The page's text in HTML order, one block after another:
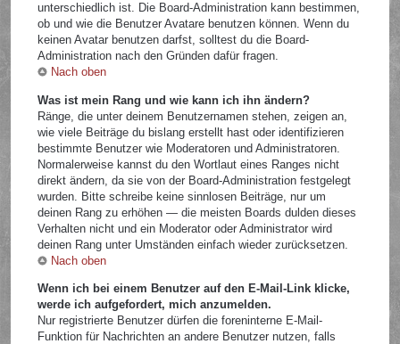
unterschiedlich ist. Die Board-Administration kann bestimmen,
ob und wie die Benutzer Avatare benutzen können. Wenn du
keinen Avatar benutzen darfst, solltest du die Board-
Administration nach den Gründen dafür fragen.
Nach oben
Was ist mein Rang und wie kann ich ihn ändern?
Ränge, die unter deinem Benutzernamen stehen, zeigen an,
wie viele Beiträge du bislang erstellt hast oder identifizieren
bestimmte Benutzer wie Moderatoren und Administratoren.
Normalerweise kannst du den Wortlaut eines Ranges nicht
direkt ändern, da sie von der Board-Administration festgelegt
wurden. Bitte schreibe keine sinnlosen Beiträge, nur um
deinen Rang zu erhöhen — die meisten Boards dulden dieses
Verhalten nicht und ein Moderator oder Administrator wird
deinen Rang unter Umständen einfach wieder zurücksetzen.
Nach oben
Wenn ich bei einem Benutzer auf den E-Mail-Link klicke,
werde ich aufgefordert, mich anzumelden.
Nur registrierte Benutzer dürfen die foreninterne E-Mail-
Funktion für Nachrichten an andere Benutzer nutzen, falls